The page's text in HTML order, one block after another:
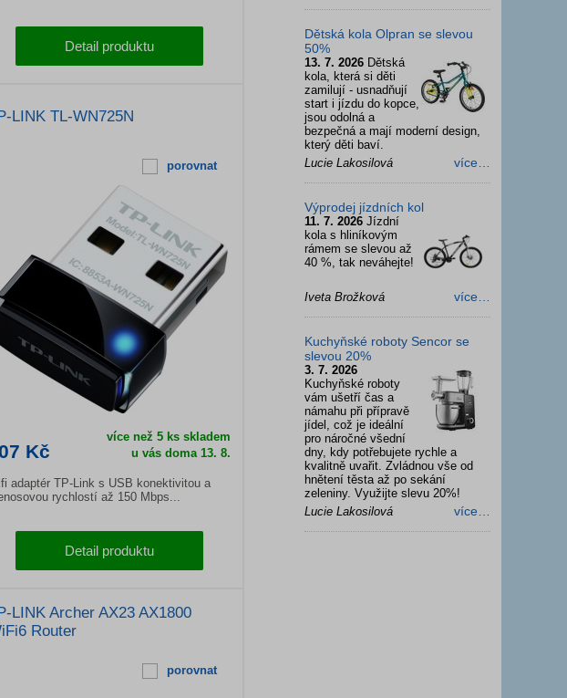
Detail produktu
LINK TL-WN725N
porovnat
Kč
více než 5 ks skladem
u vás doma 13. 8.
adaptér TP-Link s USB konektivitou a
rychlostí až 150 Mbps...
Detail produktu
LINK Archer AX23 AX1800
Router
porovnat
Dětská kola Olpran se slevou
50%
13. 7. 2026 Dětská
kola, která si děti
zamilují - usnadňují
start i jízdu do kopce,
jsou odolná a
bezpečná a mají moderní design,
který děti baví.
Lucie Lakosilová
více…
Výprodej jízdních kol
11. 7. 2026 Jízdní
kola s hliníkovým
rámem se slevou až
40 %, tak neváhejte!
Iveta Brožková více…
Kuchyňské roboty Sencor se
slevou 20%
3. 7. 2026
Kuchyňské roboty
vám ušetří čas a
námahu při přípravě
jídel, což je ideální
pro náročné všední
dny, kdy potřebujete rychle a
kvalitně uvařit. Zvládnou vše od
hnětení těsta až po sekání
zeleniny. Využijte slevu 20%!
Lucie Lakosilová
více…